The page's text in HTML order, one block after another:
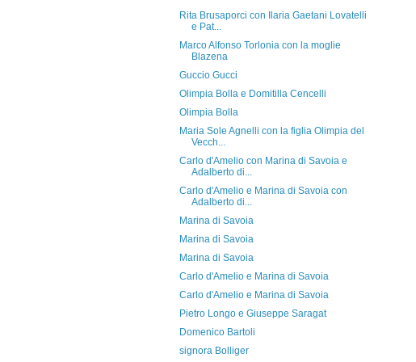
Rita Brusaporci con Ilaria Gaetani Lovatelli
e Pat...
Marco Alfonso Torlonia con la moglie
Blazena
Guccio Gucci
Olimpia Bolla e Domitilla Cencelli
Olimpia Bolla
Maria Sole Agnelli con la figlia Olimpia del
Vecch...
Carlo d'Amelio con Marina di Savoia e
Adalberto di...
Carlo d'Amelio e Marina di Savoia con
Adalberto di...
Marina di Savoia
Marina di Savoia
Marina di Savoia
Carlo d'Amelio e Marina di Savoia
Carlo d'Amelio e Marina di Savoia
Pietro Longo e Giuseppe Saragat
Domenico Bartoli
signora Bolliger